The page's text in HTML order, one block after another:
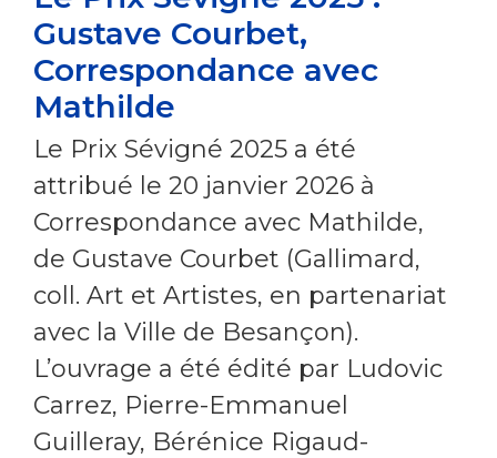
Gustave Courbet,
Correspondance avec
Mathilde
Le Prix Sévigné 2025 a été
attribué le 20 janvier 2026 à
Correspondance avec Mathilde,
de Gustave Courbet (Gallimard,
coll. Art et Artistes, en partenariat
avec la Ville de Besançon).
L’ouvrage a été édité par Ludovic
Carrez, Pierre-Emmanuel
Guilleray, Bérénice Rigaud-